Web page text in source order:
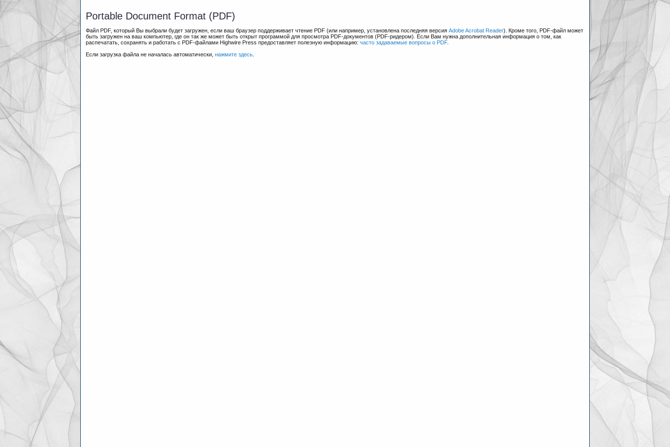
Portable Document Format (PDF)
Файл PDF, который Вы выбрали будет загружен, если ваш браузер поддерживает чтение PDF (или например, установлена последняя версияAdobe Acrobat Reader). Кроме того, PDF-файл может
быть загружен на ваш компьютер, где он так же может быть открыт программой для просмотра PDF-документов (PDF-ридером). Если Вам нужна дополнительная информация о том, как
распечатать, сохранять и работать с PDF-файлами Highwire Press предоставляет полезную информацию:часто задаваемые вопросы о PDF.
Если загрузка файла не началась автоматически,нажмите здесь